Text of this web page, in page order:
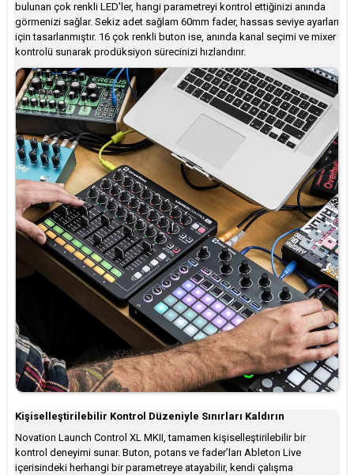
bulunan çok renkli LED’ler, hangi parametreyi kontrol ettiğinizi anında
görmenizi sağlar. Sekiz adet sağlam 60mm fader, hassas seviye ayarları
için tasarlanmıştır. 16 çok renkli buton ise, anında kanal seçimi ve mixer
kontrolü sunarak prodüksiyon sürecinizi hızlandırır.
Kişiselleştirilebilir Kontrol Düzeniyle Sınırları Kaldırın
Novation Launch Control XL MKII, tamamen kişiselleştirilebilir bir
kontrol deneyimi sunar. Buton, potans ve fader’ları Ableton Live
içerisindeki herhangi bir parametreye atayabilir, kendi çalışma